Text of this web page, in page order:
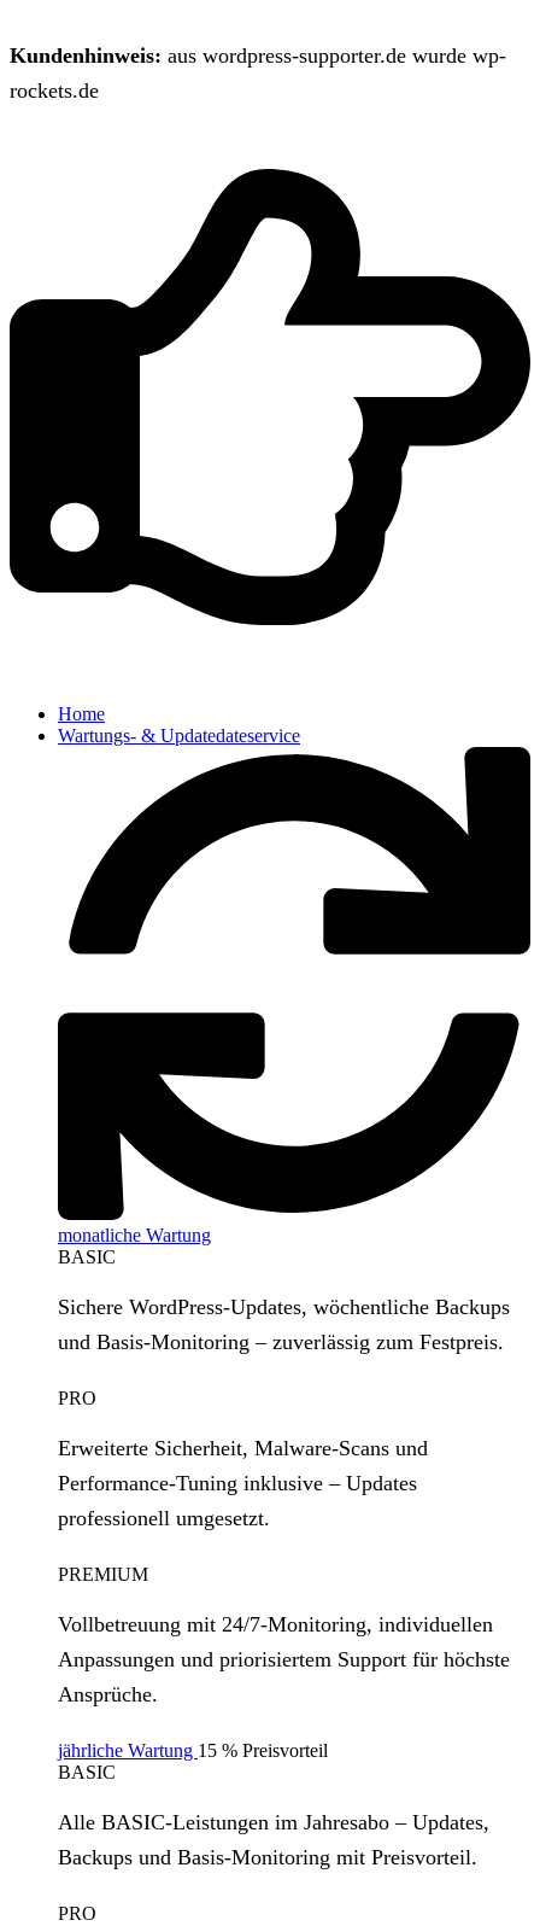
Kundenhinweis: aus wordpress-supporter.de wurde wp-
rockets.de
Home
Wartungs- & Updatedateservice
monatliche Wartung
BASIC
Sichere WordPress‑Updates, wöchentliche Backups
und Basis‑Monitoring – zuverlässig zum Festpreis.
PRO
Erweiterte Sicherheit, Malware‑Scans und
Performance‑Tuning inklusive – Updates
professionell umgesetzt.
PREMIUM
Vollbetreuung mit 24/7‑Monitoring, individuellen
Anpassungen und priorisiertem Support für höchste
Ansprüche.
jährliche Wartung 15 % Preisvorteil
BASIC
Alle BASIC‑Leistungen im Jahresabo – Updates,
Backups und Basis‑Monitoring mit Preisvorteil.
PRO